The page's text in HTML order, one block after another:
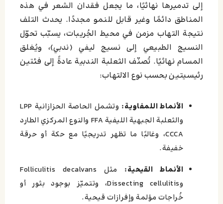
إلى تدميرها نهائيًا، ما يجعل فقدان الشعر في هذه
المناطق دائمًا وغير قابل للنمو مجددًا. يحدث التلف
نتيجة التهاب مزمن في محيط الجُريبات، يسبّب تحوّل
النسيج الطبيعي إلى نسيج ليفي (ندبي)، ويُغلق
المسام نهائيًا. تُصنّف الثعلبة الندبية عادةً إلى فئتين
رئيسيتين بحسب نوع الالتهاب:
الأنماط اللمفاوية:
وتشمل الحاصة الحزازانية LPP
والثعلبة الجبهية الليفية FFA والنوع المركزي الطارد
CCCA، وغالبًا ما تظهر تدريجيًا مع حكة أو حرقة
خفيفة.
الأنماط القيحية:
مثل Folliculitis decalvans
وDissecting cellulitis، وتتميّز بوجود بثور أو
خُراجات مؤلمة وإفرازات قيحية.